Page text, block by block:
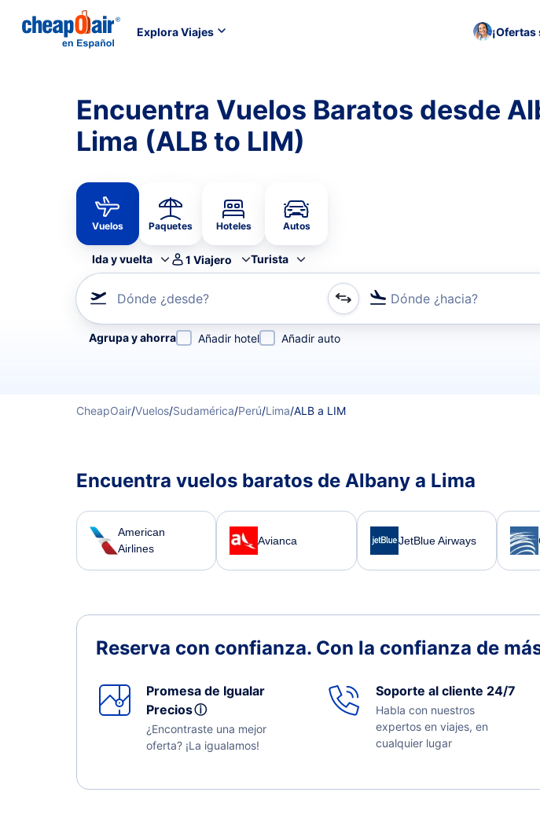
Explora Viajes
Encuentra Vuelos Baratos desde
Lima (ALB to LIM)
Vuelos Paquetes Hoteles Autos
Ida y vuelta 1 Viajero Turista
Dónde ¿desde? Dónde ¿hacia?
Refina tu búsqueda por aerolínea, por ciudad o aeropuerto o por vuelos directos
Agrupa y ahorra Añadir hotel Añadir auto
CheapOair/Vuelos/Sudamérica/Perú/Lima/ALB a LIM
Encuentra vuelos baratos de Albany a Lima
American
Airlines
Avianca JetBlue Airways
Reserva con confianza. Con la confianza de
Promesa de Igualar
Preciosⓘ
¿Encontraste una mejor
oferta? ¡La igualamos!
Soporte al cliente 24/7
Habla con nuestros
expertos en viajes, en
cualquier lugar